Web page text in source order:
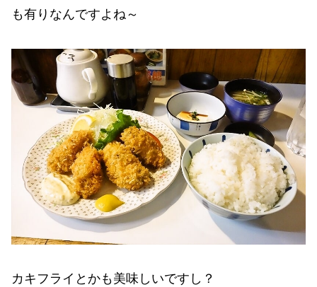
も有りなんですよね～
カキフライとかも美味しいですし？